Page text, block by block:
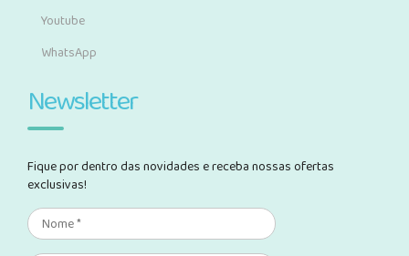
Youtube
WhatsApp
Newsletter
Fique por dentro das novidades e receba nossas ofertas
exclusivas!